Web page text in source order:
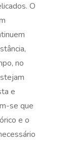
O
no
e
se que
e o